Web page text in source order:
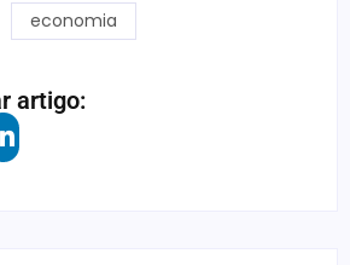
economia
artigo: